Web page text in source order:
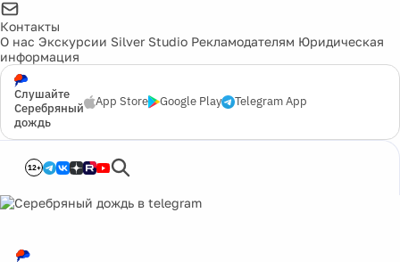
Контакты
О нас Экскурсии Silver Studio Рекламодателям Юридическая
информация
Слушайте
Серебряный
дождь
App Store Google Play Telegram App
12+